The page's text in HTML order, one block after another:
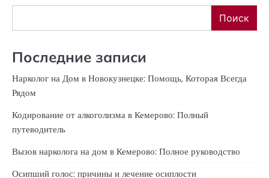
Поиск
Последние записи
Нарколог на Дом в Новокузнецке: Помощь, Которая Всегда
Рядом
Кодирование от алкоголизма в Кемерово: Полный
путеводитель
Вызов нарколога на дом в Кемерово: Полное руководство
Осипший голос: причины и лечение осиплости